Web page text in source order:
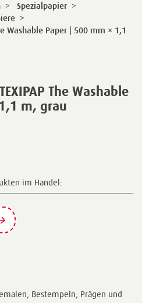
The Washable
m, grau
> Spezialpapier >
>
Washable Paper | 500 mm × 1,1
im Handel:
Bestempeln, Prägen und